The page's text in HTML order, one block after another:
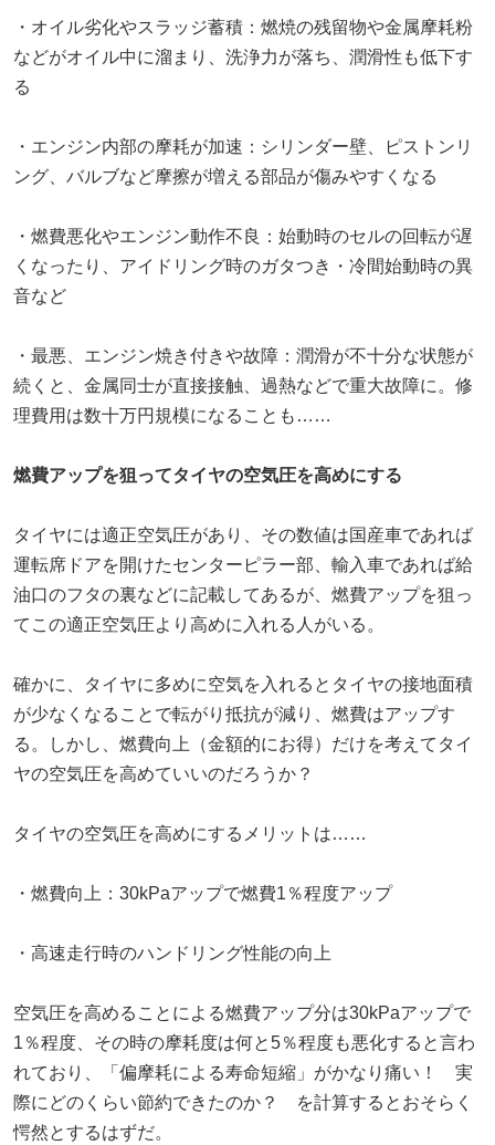
・オイル劣化やスラッジ蓄積：燃焼の残留物や金属摩耗粉
などがオイル中に溜まり、洗浄力が落ち、潤滑性も低下す
る
・エンジン内部の摩耗が加速：シリンダー壁、ピストンリ
ング、バルブなど摩擦が増える部品が傷みやすくなる
・燃費悪化やエンジン動作不良：始動時のセルの回転が遅
くなったり、アイドリング時のガタつき・冷間始動時の異
音など
・最悪、エンジン焼き付きや故障：潤滑が不十分な状態が
続くと、金属同士が直接接触、過熱などで重大故障に。修
理費用は数十万円規模になることも……
燃費アップを狙ってタイヤの空気圧を高めにする
タイヤには適正空気圧があり、その数値は国産車であれば
運転席ドアを開けたセンターピラー部、輸入車であれば給
油口のフタの裏などに記載してあるが、燃費アップを狙っ
てこの適正空気圧より高めに入れる人がいる。
確かに、タイヤに多めに空気を入れるとタイヤの接地面積
が少なくなることで転がり抵抗が減り、燃費はアップす
る。しかし、燃費向上（金額的にお得）だけを考えてタイ
ヤの空気圧を高めていいのだろうか？
タイヤの空気圧を高めにするメリットは……
・燃費向上：30kPaアップで燃費1％程度アップ
・高速走行時のハンドリング性能の向上
空気圧を高めることによる燃費アップ分は30kPaアップで
1％程度、その時の摩耗度は何と5％程度も悪化すると言わ
れており、「偏摩耗による寿命短縮」がかなり痛い！ 実
際にどのくらい節約できたのか？ を計算するとおそらく
愕然とするはずだ。